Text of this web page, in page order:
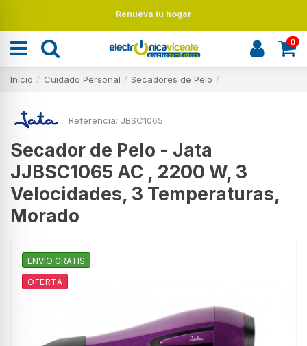
Renueva tu hogar
0
Inicio Cuidado Personal Secadores de Pelo
Referencia: JBSC1065
Secador de Pelo - Jata
JJBSC1065 AC , 2200 W, 3
Velocidades, 3 Temperaturas,
Morado
ENVÍO GRATIS
OFERTA